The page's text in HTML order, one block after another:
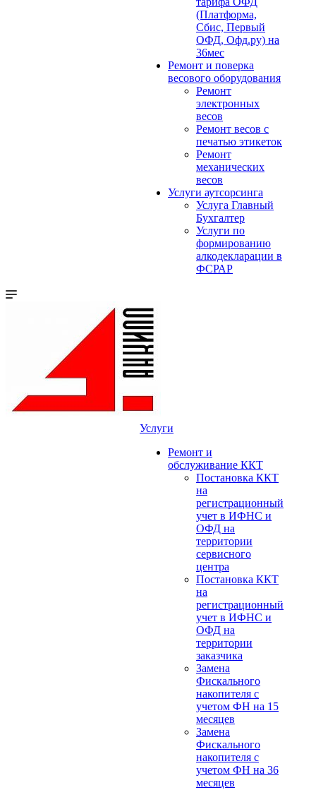
(Платформа,
Сбис, Первый
ОФД, Офд.ру) на
36мес
Ремонт и поверка
весового оборудования
Ремонт
электронных
весов
Ремонт весов с
печатью этикеток
Ремонт
механических
весов
Услуги аутсорсинга
Услуга Главный
Бухгалтер
Услуги по
формированию
алкодекларации в
ФСРАР
Услуги
Ремонт и
обслуживание ККТ
Постановка ККТ
на
регистрационный
учет в ИФНС и
ОФД на
территории
сервисного
центра
Постановка ККТ
на
регистрационный
учет в ИФНС и
ОФД на
территории
заказчика
Замена
Фискального
накопителя с
учетом ФН на 15
месяцев
Замена
Фискального
накопителя с
учетом ФН на 36
месяцев